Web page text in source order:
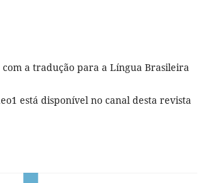
com a tradução para a Língua Brasileira
está disponível no canal desta revista